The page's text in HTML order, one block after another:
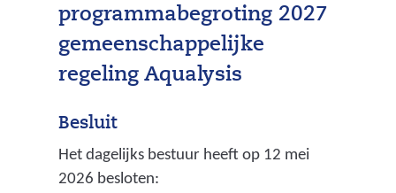
programmabegroting 2027
gemeenschappelijke
regeling Aqualysis
Besluit
Het dagelijks bestuur heeft op 12 mei
2026 besloten: